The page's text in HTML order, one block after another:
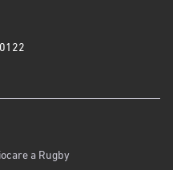
a Rugby